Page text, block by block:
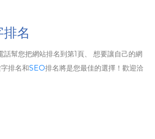
名
話幫您把網站排名到第1頁、 想要讓自己的網
排名和SEO排名將是您最佳的選擇！歡迎洽